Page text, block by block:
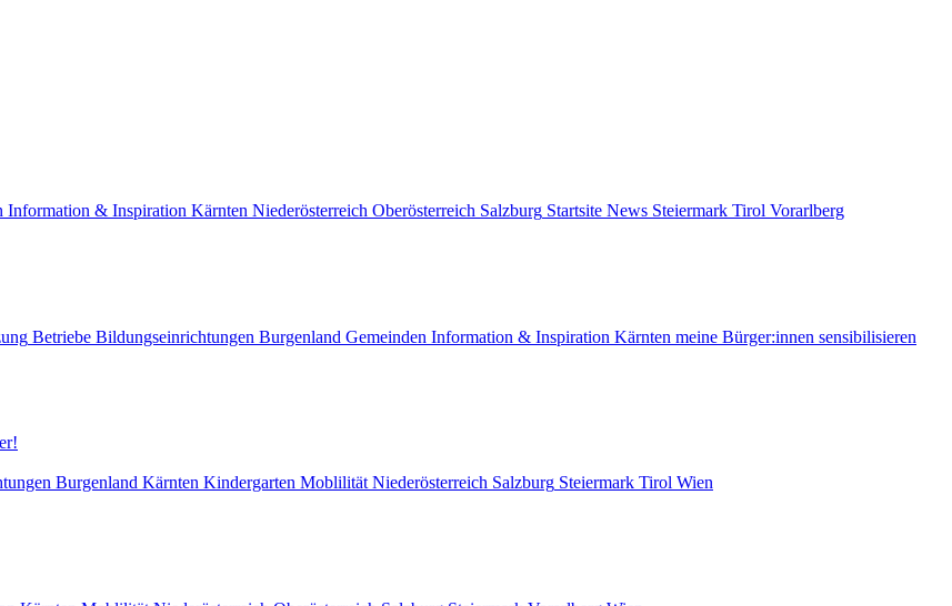
Information & Inspiration Kärnten Niederösterreich Oberösterreich Salzburg Startsite News Steiermark Tirol Vorarlberg
Betriebe Bildungseinrichtungen Burgenland Gemeinden Information & Inspiration Kärnten meine Bürger:innen sensibilisieren
Burgenland Kärnten Kindergarten Moblilität Niederösterreich Salzburg Steiermark Tirol Wien